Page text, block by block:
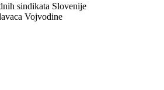
sindikata Slovenije
Vojvodine